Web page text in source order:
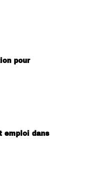
pour
emploi dans